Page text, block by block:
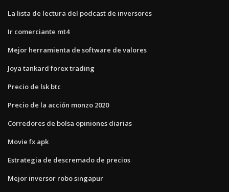
La lista de lectura del podcast de inversores
Ir comerciante mt4
Mejor herramienta de software de valores
Joya tankard forex trading
Precio de lsk btc
Precio de la acción monzo 2020
Corredores de bolsa opiniones diarias
Movie fx apk
Estrategia de descremado de precios
Mejor inversor robo singapur